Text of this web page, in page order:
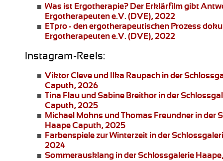
Was ist Ergotherapie? Der Erklärfilm gibt
Ergotherapeuten e.V. (DVE), 2022
ETpro - den ergotherapeutischen Prozess
Ergotherapeuten e.V. (DVE), 2022
Instagram-Reels:
Viktor Cleve und Ilka Raupach in der
Caputh, 2026
Tina Flau und Sabine Breithor in der
Caputh, 2025
Michael Mohns und Thomas Freundner in der
Haape Caputh, 2025
Farbenspiele zur Winterzeit in der
2024
Sommerausklang in der Schlossgalerie